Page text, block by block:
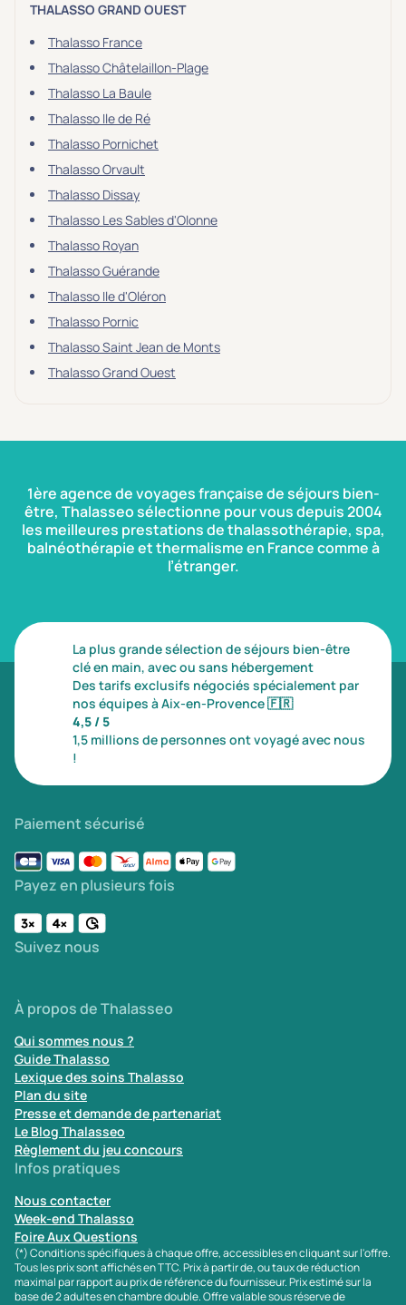
THALASSO GRAND OUEST
Thalasso France
Thalasso Châtelaillon-Plage
Thalasso La Baule
Thalasso Ile de Ré
Thalasso Pornichet
Thalasso Orvault
Thalasso Dissay
Thalasso Les Sables d'Olonne
Thalasso Royan
Thalasso Guérande
Thalasso Ile d'Oléron
Thalasso Pornic
Thalasso Saint Jean de Monts
Thalasso Grand Ouest
1ère agence de voyages française de séjours bien-
être, Thalasseo sélectionne pour vous depuis 2004
les meilleures prestations de thalassothérapie, spa,
balnéothérapie et thermalisme en France comme à
l’étranger.
La plus grande sélection de séjours bien-être
clé en main, avec ou sans hébergement
Des tarifs exclusifs négociés spécialement par
nos équipes à Aix-en-Provence🇫🇷
4,5 / 5
1,5 millions de personnes ont voyagé avec nous
!
Paiement sécurisé
Payez en plusieurs fois
Suivez nous
À propos de Thalasseo
Qui sommes nous ?
Guide Thalasso
Lexique des soins Thalasso
Plan du site
Presse et demande de partenariat
Le Blog Thalasseo
Règlement du jeu concours
Infos pratiques
Nous contacter
Week-end Thalasso
Foire Aux Questions
(*) Conditions spécifiques à chaque offre, accessibles en cliquant sur l'offre.
Tous les prix sont affichés en TTC. Prix à partir de, ou taux de réduction
maximal par rapport au prix de référence du fournisseur. Prix estimé sur la
base de 2 adultes en chambre double. Offre valable sous réserve de